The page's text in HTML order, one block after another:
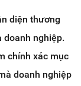
diện thương
doanh nghiệp.
chính xác mục
doanh nghiệp